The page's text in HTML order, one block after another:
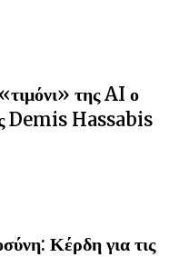
της AI ο
Demis Hassabis
Κέρδη για τις